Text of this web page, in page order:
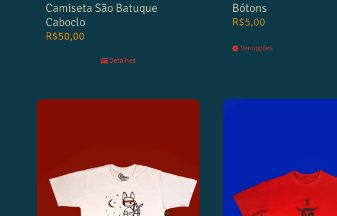
Camiseta São Batuque
Caboclo
R$50,00
Detalhes
Bótons
R$5,00
Ver opções